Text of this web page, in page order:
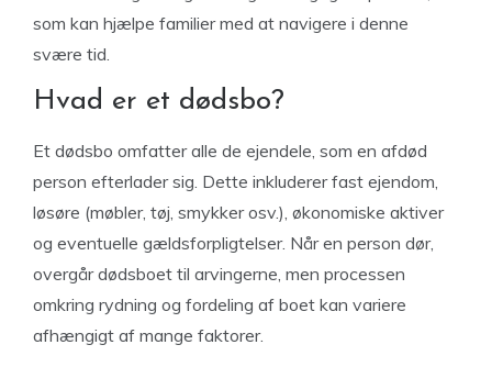
som kan hjælpe familier med at navigere i denne
svære tid.
Hvad er et dødsbo?
Et dødsbo omfatter alle de ejendele, som en afdød
person efterlader sig. Dette inkluderer fast ejendom,
løsøre (møbler, tøj, smykker osv.), økonomiske aktiver
og eventuelle gældsforpligtelser. Når en person dør,
overgår dødsboet til arvingerne, men processen
omkring rydning og fordeling af boet kan variere
afhængigt af mange faktorer.